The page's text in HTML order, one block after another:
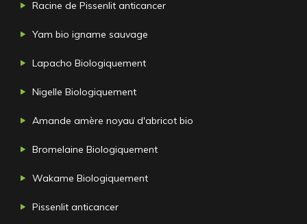
Racine de Pissenlit anticancer
Yam bio igname sauvage
Lapacho Biologiquement
Nigelle Biologiquement
Amande amère noyau d'abricot bio
Bromelaine Biologiquement
Wakame Biologiquement
Pissenlit anticancer